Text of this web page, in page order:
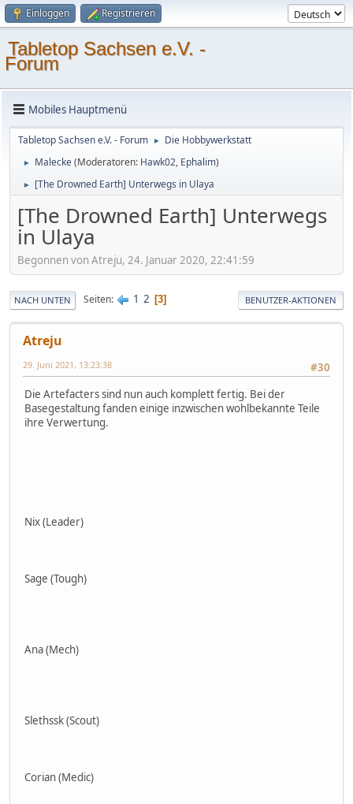
Einloggen Registrieren
Tabletop Sachsen e.V. -
Forum
Mobiles Hauptmenü
Tabletop Sachsen e.V. - Forum ► Die Hobbywerkstatt
► Malecke(Moderatoren: Hawk02, Ephalim)
► [The Drowned Earth] Unterwegs in Ulaya
[The Drowned Earth] Unterwegs
in Ulaya
Begonnen von Atreju, 24. Januar 2020, 22:41:59
NACH UNTEN Seiten 1 2 3 BENUTZER-AKTIONEN
Atreju
#30
29. Juni 2021, 13:23:38
Die Artefacters sind nun auch komplett fertig. Bei der
Basegestaltung fanden einige inzwischen wohlbekannte Teile
ihre Verwertung.
Nix (Leader)
Sage (Tough)
Ana (Mech)
Slethssk (Scout)
Corian (Medic)